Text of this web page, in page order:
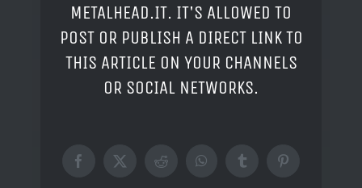
METALHEAD.IT. IT'S ALLOWED TO
POST OR PUBLISH A DIRECT LINK TO
THIS ARTICLE ON YOUR CHANNELS
OR SOCIAL NETWORKS.
Facebook
X RedditWhatsAppTumblrPinterest